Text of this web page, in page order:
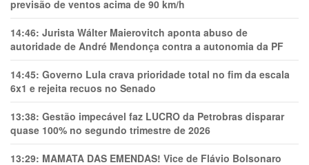
previsão de ventos acima de 90 km/h
14:46: Jurista Wálter Maierovitch aponta abuso de
autoridade de André Mendonça contra a autonomia da PF
14:45: Governo Lula crava prioridade total no fim da escala
6x1 e rejeita recuos no Senado
13:38: Gestão impecável faz LUCRO da Petrobras disparar
quase 100% no segundo trimestre de 2026
13:29: MAMATA DAS EMENDAS! Vice de Flávio Bolsonaro